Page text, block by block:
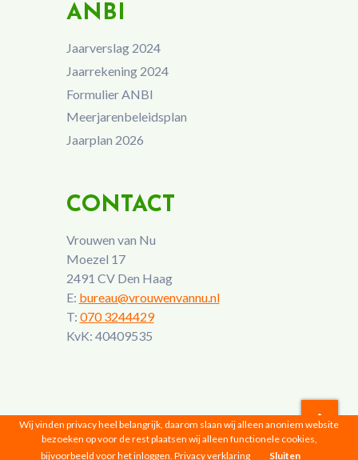
ANBI
Jaarverslag 2024
Jaarrekening 2024
Formulier ANBI
Meerjarenbeleidsplan
Jaarplan 2026
CONTACT
Vrouwen van Nu
Moezel 17
2491 CV Den Haag
E: bureau@vrouwenvannu.nl
T: 070 3244429
KvK: 40409535
Vrouwen van Nu © 2026 |Privacyverklaring
Wij vinden privacy heel belangrijk, daarom slaan wij alleen anoniem website
bezoeken op voor de rest plaatsen wij alleen functionele cookies,
bijvoorbeeld voor het inloggen. Privacy verklaring Sluiten